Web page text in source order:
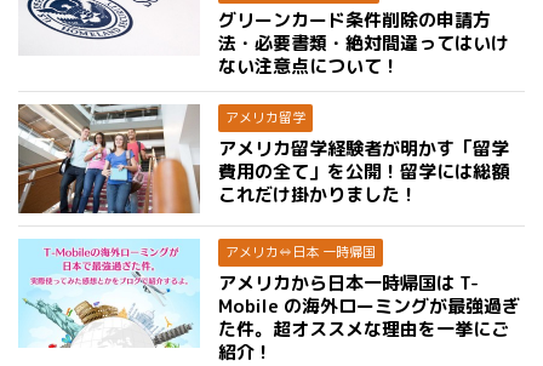
グリーンカード条件削除の申請方
法・必要書類・絶対間違ってはいけ
ない注意点について！
アメリカ留学
アメリカ留学経験者が明かす「留学
費用の全て」を公開！留学には総額
これだけ掛かりました！
アメリカ⇔日本 一時帰国
アメリカから日本一時帰国は T-
Mobile の海外ローミングが最強過ぎ
た件。超オススメな理由を一挙にご
紹介！